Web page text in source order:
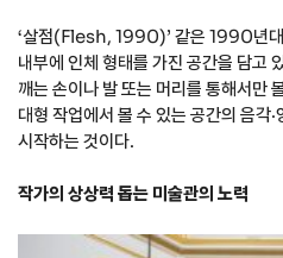
‘살점(Flesh, 1990)’ 같은 1990년대
내부에 인체 형태를 가진 공간을 담고
깨는 손이나 발 또는 머리를 통해서만
대형 작업에서 볼 수 있는 공간의 음각
시작하는 것이다.
작가의 상상력 돕는 미술관의 노력